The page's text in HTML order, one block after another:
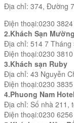
Địa chỉ: 374, Đường
Điện thoại:0230
2.Khách Sạn
Địa chỉ: 514 7 Tháng
Điện thoại:0230
3.Khách sạn Ruby
Địa chỉ: 43 Nguyễn
Điện thoại:0230
4.Phuong Nam Hotel
Địa chỉ: Số nhà 211,
Điện thoại:0230